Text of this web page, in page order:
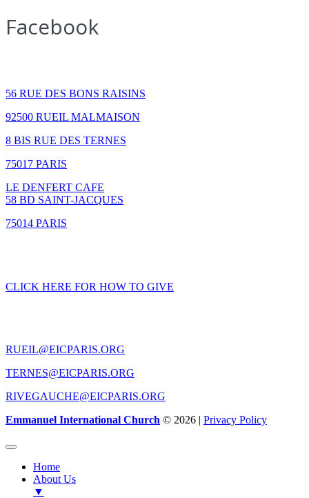
Facebook
56 RUE DES BONS RAISINS
92500 RUEIL MALMAISON
8 BIS RUE DES TERNES
75017 PARIS
LE DENFERT CAFE
58 BD SAINT-JACQUES
75014 PARIS
CLICK HERE FOR HOW TO GIVE
RUEIL@EICPARIS.ORG
TERNES@EICPARIS.ORG
RIVEGAUCHE@EICPARIS.ORG
Emmanuel International Church © 2026 | Privacy Policy
Home
About Us
▼